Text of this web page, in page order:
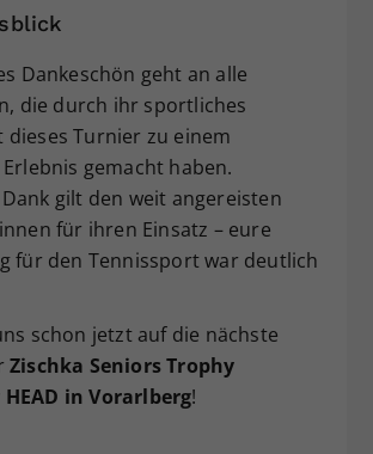
Dankeschön geht an alle
die durch ihr sportliches
dieses Turnier zu einem
gemacht haben.
gilt den weit angereisten
für ihren Einsatz – eure
für den Tennissport war deutlich
schon jetzt auf die nächste
Zischka Seniors Trophy
in Vorarlberg!